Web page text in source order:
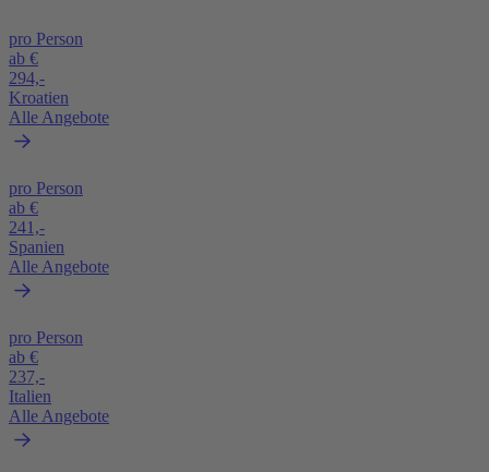
pro Person
ab €
294,-
Kroatien
Alle Angebote
pro Person
ab €
241,-
Spanien
Alle Angebote
pro Person
ab €
237,-
Italien
Alle Angebote